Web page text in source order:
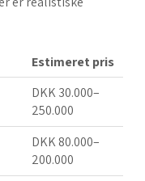
Estimeret pris
DKK 30.000–
250.000
DKK 80.000–
200.000